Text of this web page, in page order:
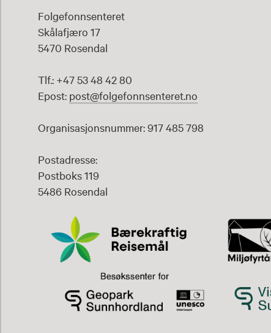
Folgefonnsenteret
Skålafjæro 17
5470 Rosendal
Tlf.: +47 53 48 42 80
Epost: post@folgefonnsenteret.no
Organisasjonsnummer: 917 485 798
Postadresse:
Postboks 119
5486 Rosendal